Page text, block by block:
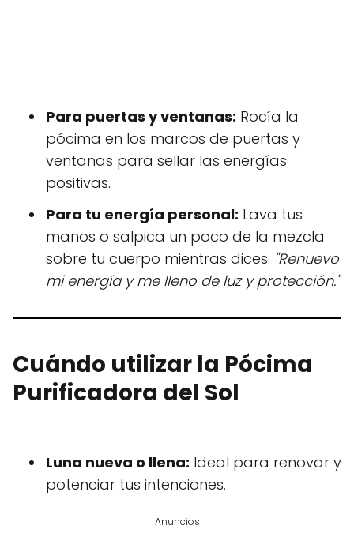
Para puertas y ventanas: Rocía la
pócima en los marcos de puertas y
ventanas para sellar las energías
positivas.
Para tu energía personal: Lava tus
manos o salpica un poco de la mezcla
sobre tu cuerpo mientras dices: "Renuevo
mi energía y me lleno de luz y protección."
Cuándo utilizar la Pócima
Purificadora del Sol
Luna nueva o llena: Ideal para renovar y
potenciar tus intenciones.
Anuncios